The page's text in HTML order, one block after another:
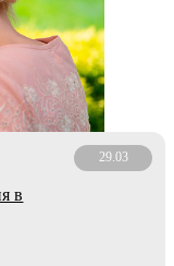
29.03
в